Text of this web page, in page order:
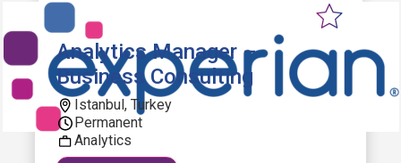
Analytics Manager –
Business Consulting
Istanbul, Turkey
Permanent
Analytics